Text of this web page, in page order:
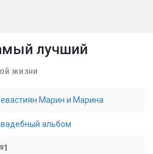
лучший
жизни
Марин и Марина
альбом